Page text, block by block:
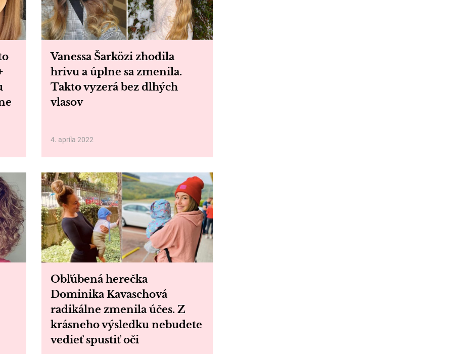
Vanessa Šarközi zhodila
hrivu a úplne sa zmenila.
Takto vyzerá bez dlhých
vlasov
4. apríla 2022
Obľúbená herečka
Dominika Kavaschová
radikálne zmenila účes. Z
krásneho výsledku nebudete
vedieť spustiť oči